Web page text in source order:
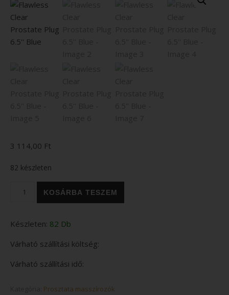
3 114,00 Ft
82 készleten
Flawless Clear Prostate Plug 6.5'' Blue mennyiség
KOSÁRBA TESZEM
Készleten: 82 Db
Várható szállítási költség:
Várható szállítási idő:
Prosztata masszírozók